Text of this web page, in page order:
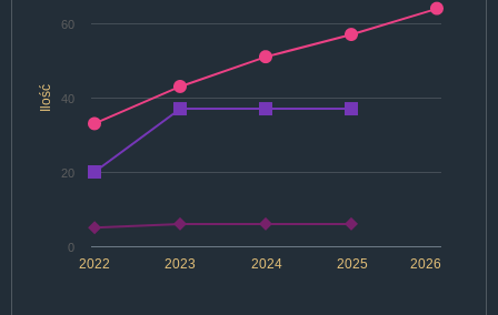
Ilość
2022 2024 2026
2023 2025
0
20
40
60